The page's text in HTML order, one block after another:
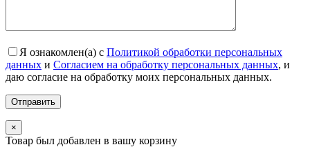
Я ознакомлен(а) с Политикой обработки персональных
данных и Согласием на обработку персональных данных, и
даю согласие на обработку моих персональных данных.
×
Товар был добавлен в вашу корзину